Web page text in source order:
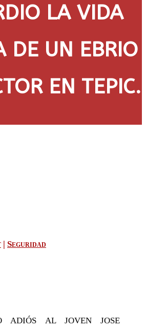
LA VIDA
DE UN EBRIO
EN TEPIC.
| Seguridad
ADIÓS AL JOVEN JOSE